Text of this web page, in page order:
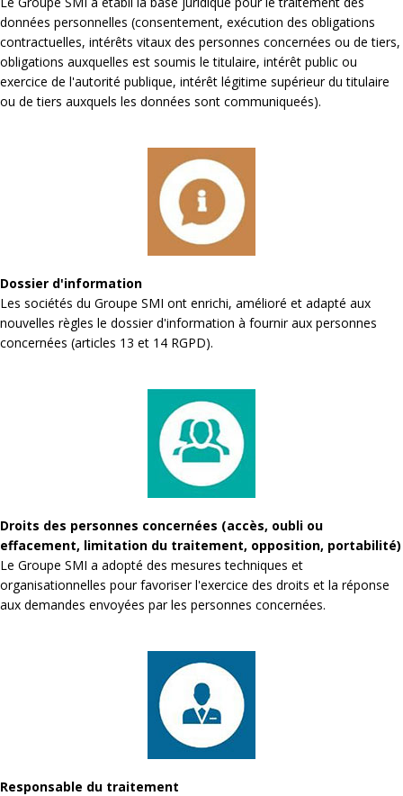
données personnelles (consentement, exécution des obligations
contractuelles, intérêts vitaux des personnes concernées ou de tiers,
obligations auxquelles est soumis le titulaire, intérêt public ou
exercice de l'autorité publique, intérêt légitime supérieur du titulaire
ou de tiers auxquels les données sont communiqueés).
Dossier d'information
Les sociétés du Groupe SMI ont enrichi, amélioré et adapté aux
nouvelles règles le dossier d'information à fournir aux personnes
concernées (articles 13 et 14 RGPD).
Droits des personnes concernées (accès, oubli ou
effacement, limitation du traitement, opposition, portabilité)
Le Groupe SMI a adopté des mesures techniques et
organisationnelles pour favoriser l'exercice des droits et la réponse
aux demandes envoyées par les personnes concernées.
Responsable du traitement